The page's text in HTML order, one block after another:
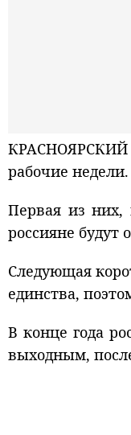
КРАСНОЯРСКИЙ
рабочие недели.
Первая из них,
россияне будут
Следующая
единства,
В конце года
выходным,